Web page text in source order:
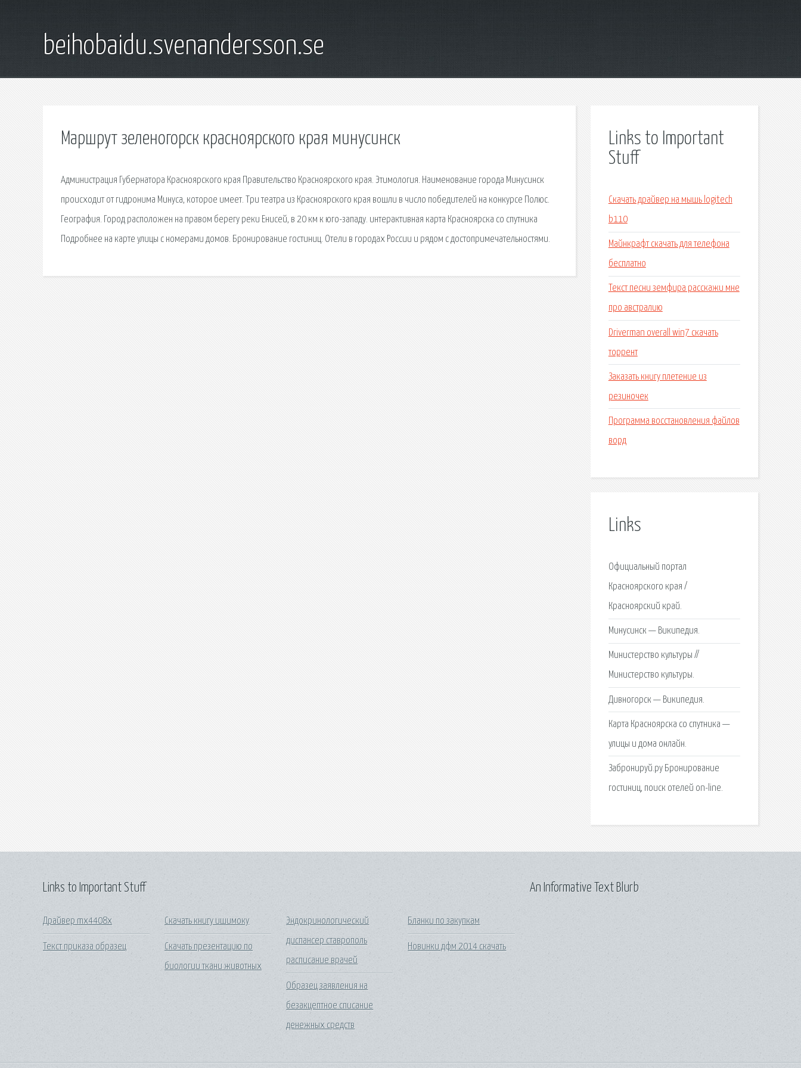
beihobaidu.svenandersson.se
Маршрут зеленогорск красноярского края минусинск
Администрация Губернатора Красноярского края Правительство Красноярского края. Этимология. Наименование города Минусинск
происходит от гидронима Минуса, которое имеет. Три театра из Красноярского края вошли в число победителей на конкурсе Полюс.
География. Город расположен на правом берегу реки Енисей, в 20 км к юго-западу. интерактивная карта Красноярска со спутника
Подробнее на карте улицы с номерами домов. Бронирование гостиниц. Отели в городах России и рядом с достопримечательностями.
Links to Important
Stuff
Скачать драйвер на мышь logitech
b110
Майнкрафт скачать для телефона
бесплатно
Текст песни земфира расскажи мне
про австралию
Driverman overall win7 скачать
торрент
Заказать книгу плетение из
резиночек
Программа восстановления файлов
ворд
Links
Официальный портал
Красноярского края /
Красноярский край.
Минусинск — Википедия.
Министерство культуры //
Министерство культуры.
Дивногорск — Википедия.
Карта Красноярска со спутника —
улицы и дома онлайн.
Забронируй.ру Бронирование
гостиниц, поиск отелей on-line.
Links to Important Stuff
Драйвер mx4408x
Текст приказа образец
Скачать книгу ишимоку
Скачать презентацию по
биологии ткани животных
Эндокринологический
диспансер ставрополь
расписание врачей
Образец заявления на
безакцептное списание
денежных средств
Бланки по закупкам
Новинки дфм 2014 скачать
An Informative Text Blurb